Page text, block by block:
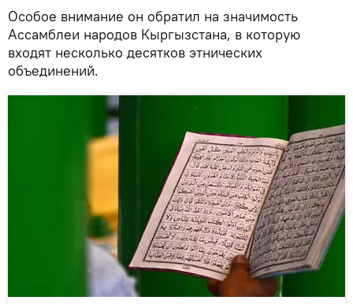
Особое внимание он обратил на значимость
Ассамблеи народов Кыргызстана, в которую
входят несколько десятков этнических
объединений.